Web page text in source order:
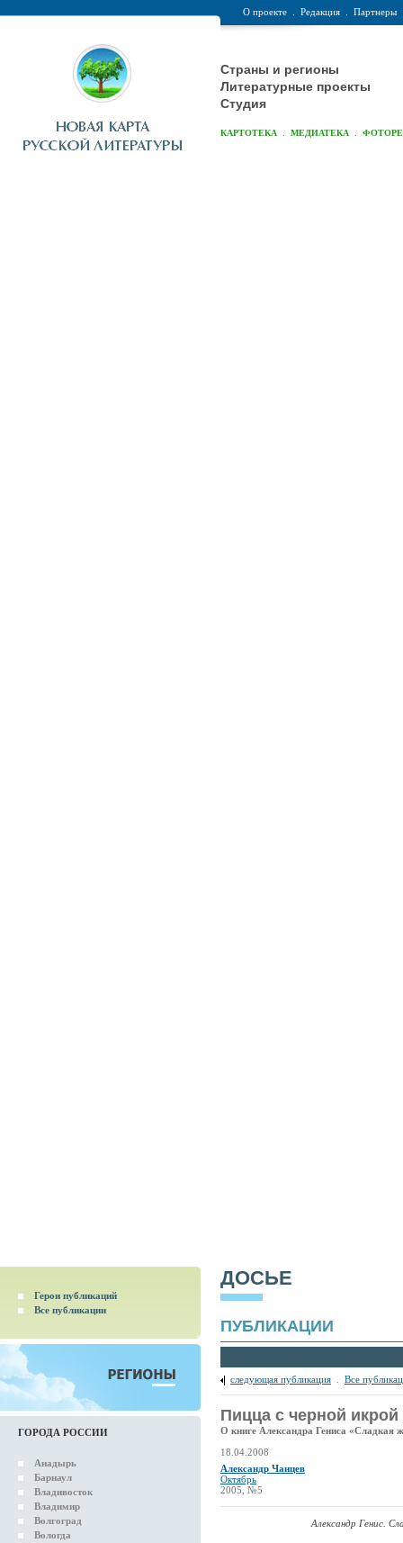
О проекте Редакция Партнеры
Страны и регионы
Литературные проекты
Студия
КАРТОТЕКА МЕДИАТЕКА
Герои публикаций
Все публикации
ГОРОДА РОССИИ
Анадырь
Барнаул
Владивосток
Владимир
Волгоград
Вологда
ДОСЬЕ
ПУБЛИКАЦИИ
следующая публикация Все
Пицца с черной икрой
О книге Александра Гениса «Сладкая
18.04.2008
Александр Чанцев
Октябрь
2005, №5
Александр Генис.